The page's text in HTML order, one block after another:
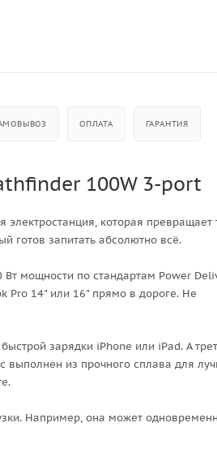
ОПЛАТА ГАРАНТИЯ
100W 3-port
электростанция, которая превращает
готов запитать абсолютно всё.
Вт мощности по стандартам Power
Pro 14" или 16" прямо в дороге. Не
зарядки iPhone или iPad. А
выполнен из прочного сплава для
Например, она может